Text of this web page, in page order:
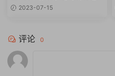
+必刷应用题汇总【30页PDF
2023-07-15
评论 0